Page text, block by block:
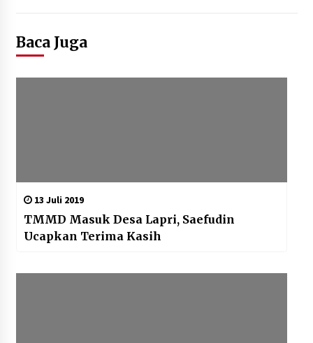
Pegunungan
8 Agustus 2026
Baca Juga
13 Juli 2019
TMMD Masuk Desa Lapri, Saefudin
Ucapkan Terima Kasih